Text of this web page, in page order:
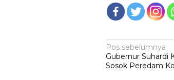
Navigasi
pos
Pos sebelumnya
Gubernur Suhardi
Sosok Peredam